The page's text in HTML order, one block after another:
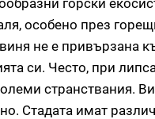
особено през
не е привързана
си. Често, при
странствания.
Стадата имат